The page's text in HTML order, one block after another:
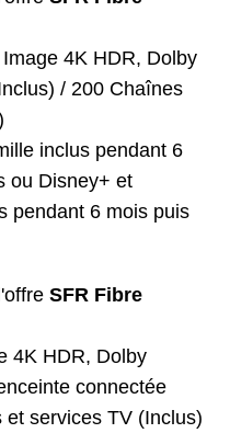
4K HDR, Dolby
/ 200 Chaînes
inclus pendant 6
ou Disney+ et
pendant 6 mois puis
SFR Fibre
4K HDR, Dolby
connectée
services TV (Inclus)